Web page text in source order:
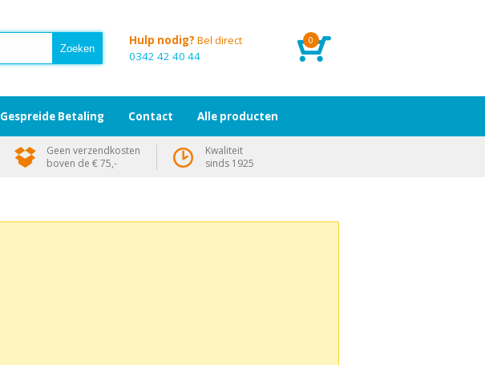
0
Hulp nodig? Bel direct
0342 42 40 44
Gespreide Betaling Contact Alle producten
Geen verzendkosten
boven de € 75,-
Kwaliteit
sinds 1925